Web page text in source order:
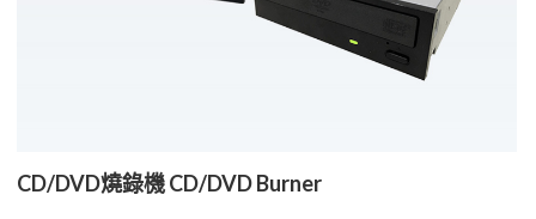
CD/DVD燒錄機 CD/DVD Burner